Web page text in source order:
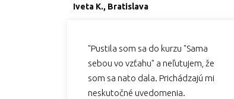
Iveta K., Bratislava
"Pustila som sa do kurzu "Sama
sebou vo vzťahu" a neľutujem, že
som sa nato dala. Prichádzajú mi
neskutočné uvedomenia.